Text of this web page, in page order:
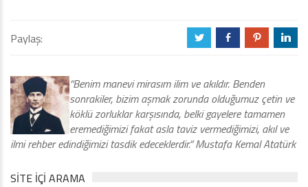
Paylaş: a b d j
“Benim manevi mirasım ilim ve akıldır. Benden
sonrakiler, bizim aşmak zorunda olduğumuz çetin ve
köklü zorluklar karşısında, belki gayelere tamamen
eremediğimizi fakat asla taviz vermediğimizi, akıl ve
ilmi rehber edindiğimizi tasdik edeceklerdir.” Mustafa Kemal Atatürk
SITE IÇI ARAMA